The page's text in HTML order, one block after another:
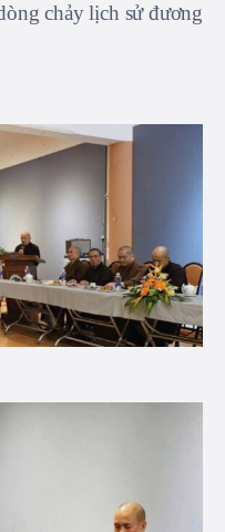
chảy lịch sử đương